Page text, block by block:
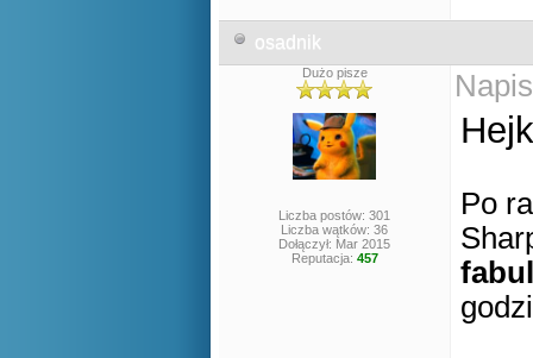
osadnik
Dużo pisze
Liczba postów: 301
Liczba wątków: 36
Dołączył: Mar 2015
Reputacja: 457
Po